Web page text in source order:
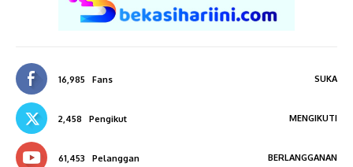
16,985 Fans SUKA
2,458 Pengikut MENGIKUTI
61,453 Pelanggan BERLANGGANAN